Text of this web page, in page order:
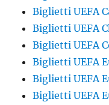
Biglietti UEFA
Biglietti UEFA
Biglietti UEFA
Biglietti UEFA
Biglietti UEFA
Biglietti UEFA